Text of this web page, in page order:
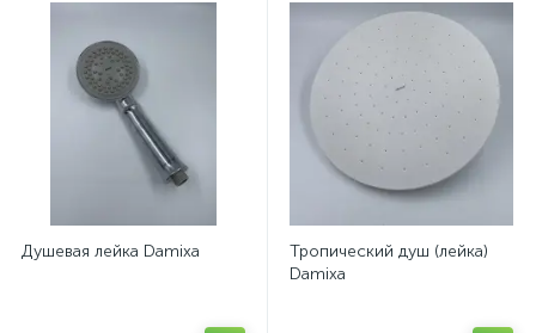
Сливной клапан
Душевая лейка Damixa
Тропический душ (лейка)
Damixa